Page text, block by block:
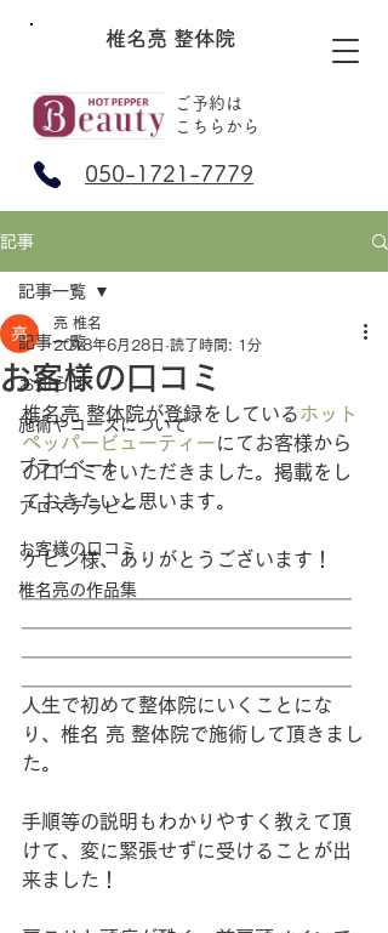
椎名亮 整体院
ご予約は
​こちらから
050-1721-7779
記事
記事一覧
お知らせ
施術やコースについて
プライベート
アロマテラピー
お客様の口コミ
椎名亮の作品集
記事一覧
お客様の口コミ
亮 椎名
2018年6月28日 読了時間: 1分
椎名亮 整体院が登録をしているホット
ペッパービューティーにてお客様から
の口コミをいただきました。掲載をし
ておきたいと思います。
ケビン様、ありがとうございます！
＿＿＿＿＿＿＿＿＿＿＿＿＿＿＿＿＿
人生で初めて整体院にいくことにな
り、椎名 亮 整体院で施術して頂きまし
た。
手順等の説明もわかりやすく教えて頂
けて、変に緊張せずに受けることが出
来ました！